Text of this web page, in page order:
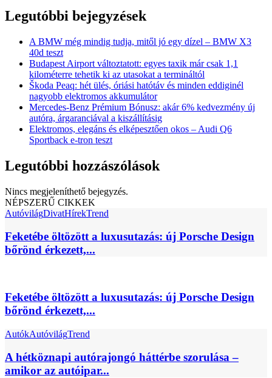
Legutóbbi bejegyzések
A BMW még mindig tudja, mitől jó egy dízel – BMW X3
40d teszt
Budapest Airport változtatott: egyes taxik már csak 1,1
kilométerre tehetik ki az utasokat a termináltól
Škoda Peaq: hét ülés, óriási hatótáv és minden eddiginél
nagyobb elektromos akkumulátor
Mercedes-Benz Prémium Bónusz: akár 6% kedvezmény új
autóra, árgaranciával a kiszállításig
Elektromos, elegáns és elképesztően okos – Audi Q6
Sportback e-tron teszt
Legutóbbi hozzászólások
Nincs megjeleníthető bejegyzés.
NÉPSZERŰ CIKKEK
AutóvilágDivatHírekTrend
Feketébe öltözött a luxusutazás: új Porsche Design
bőrönd érkezett,...
Feketébe öltözött a luxusutazás: új Porsche Design
bőrönd érkezett,...
AutókAutóvilágTrend
A hétköznapi autórajongó háttérbe szorulása –
amikor az autóipar...